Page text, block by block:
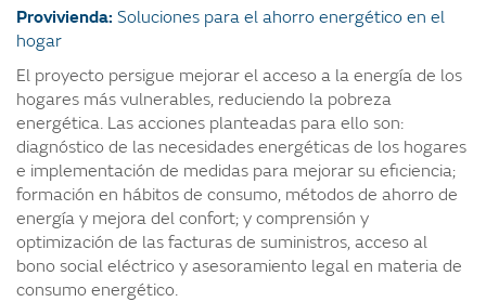
Provivienda: Soluciones para el ahorro energético en el
hogar
El proyecto persigue mejorar el acceso a la energía de los
hogares más vulnerables, reduciendo la pobreza
energética. Las acciones planteadas para ello son:
diagnóstico de las necesidades energéticas de los hogares
e implementación de medidas para mejorar su eficiencia;
formación en hábitos de consumo, métodos de ahorro de
energía y mejora del confort; y comprensión y
optimización de las facturas de suministros, acceso al
bono social eléctrico y asesoramiento legal en materia de
consumo energético.